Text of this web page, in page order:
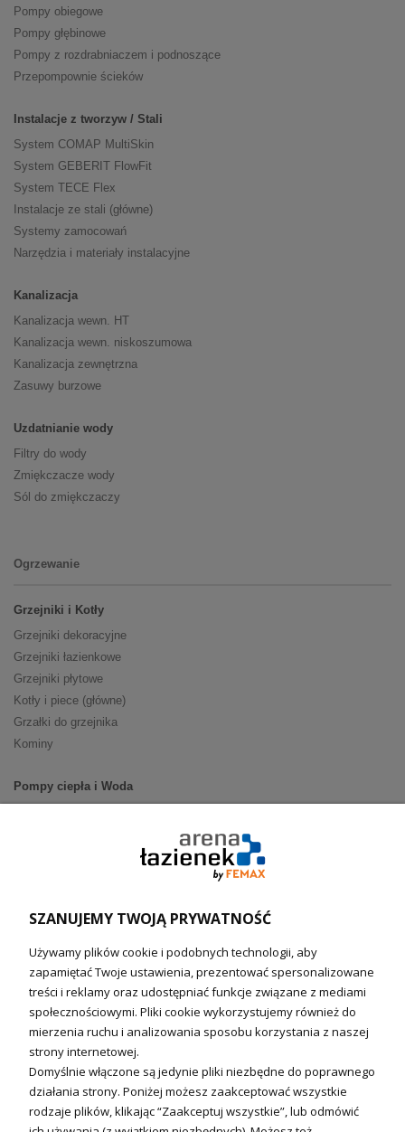
Pompy obiegowe
Pompy głębinowe
Pompy z rozdrabniaczem i podnoszące
Przepompownie ścieków
Instalacje z tworzyw / Stali
System COMAP MultiSkin
System GEBERIT FlowFit
System TECE Flex
Instalacje ze stali (główne)
Systemy zamocowań
Narzędzia i materiały instalacyjne
Kanalizacja
Kanalizacja wewn. HT
Kanalizacja wewn. niskoszumowa
Kanalizacja zewnętrzna
Zasuwy burzowe
Uzdatnianie wody
Filtry do wody
Zmiękczacze wody
Sól do zmiękczaczy
Ogrzewanie
Grzejniki i Kotły
Grzejniki dekoracyjne
Grzejniki łazienkowe
Grzejniki płytowe
Kotły i piece (główne)
Grzałki do grzejnika
Kominy
Pompy ciepła i Woda
Ogrzewanie podłogowe (główne)
Technika solarna
Fotowoltanika
Sterowniki i regulatory
Nagrzewnice i kurtyny
Kuchnia i Wentylacja
Kuchnia
SZANUJEMY TWOJĄ PRYWATNOŚĆ
Używamy plików cookie i podobnych technologii, aby
zapamiętać Twoje ustawienia, prezentować spersonalizowane
treści i reklamy oraz udostępniać funkcje związane z mediami
społecznościowymi. Pliki cookie wykorzystujemy również do
mierzenia ruchu i analizowania sposobu korzystania z naszej
strony internetowej.
Domyślnie włączone są jedynie pliki niezbędne do poprawnego
działania strony. Poniżej możesz zaakceptować wszystkie
rodzaje plików, klikając “Zaakceptuj wszystkie”, lub odmówić